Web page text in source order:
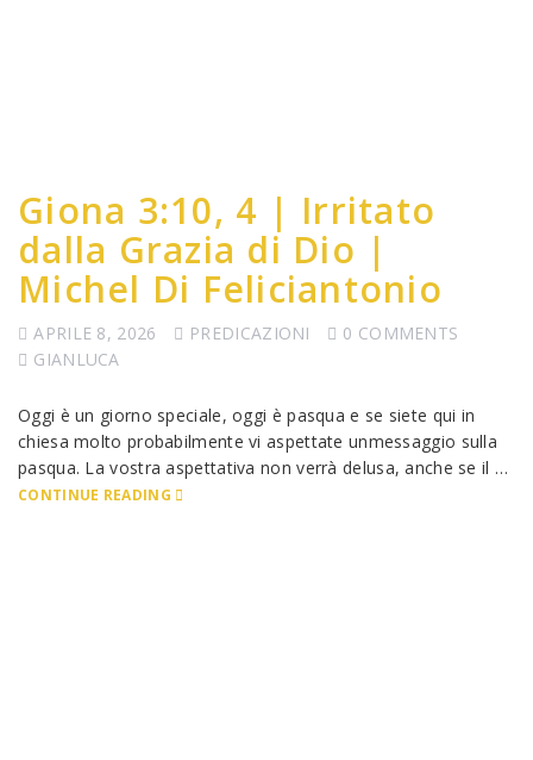
Giona 3:10, 4 | Irritato
dalla Grazia di Dio |
Michel Di Feliciantonio
APRILE 8, 2026 PREDICAZIONI
0 COMMENTS
GIANLUCA
Oggi è un giorno speciale, oggi è pasqua e se siete qui in
chiesa molto probabilmente vi aspettate unmessaggio sulla
pasqua. La vostra aspettativa non verrà delusa, anche se il …
CONTINUE READING